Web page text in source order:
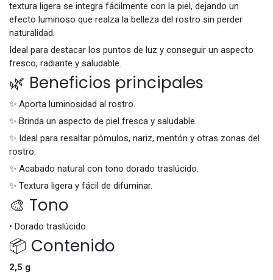
textura ligera se integra fácilmente con la piel, dejando un
efecto luminoso que realza la belleza del rostro sin perder
naturalidad.
Ideal para destacar los puntos de luz y conseguir un aspecto
fresco, radiante y saludable.
🌿 Beneficios principales
✨ Aporta luminosidad al rostro.
✨ Brinda un aspecto de piel fresca y saludable.
✨ Ideal para resaltar pómulos, nariz, mentón y otras zonas del
rostro.
✨ Acabado natural con tono dorado traslúcido.
✨ Textura ligera y fácil de difuminar.
🎨 Tono
• Dorado traslúcido.
📦 Contenido
2,5 g